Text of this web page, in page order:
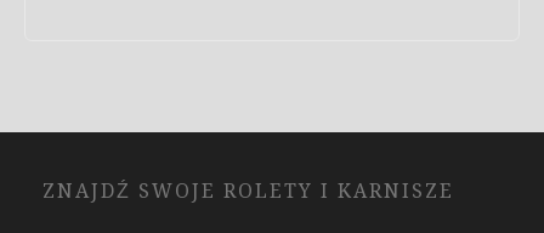
ZNAJDŹ SWOJE ROLETY I KARNISZE